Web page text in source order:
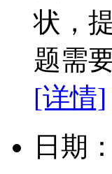
状，
题需
[详情]
日期